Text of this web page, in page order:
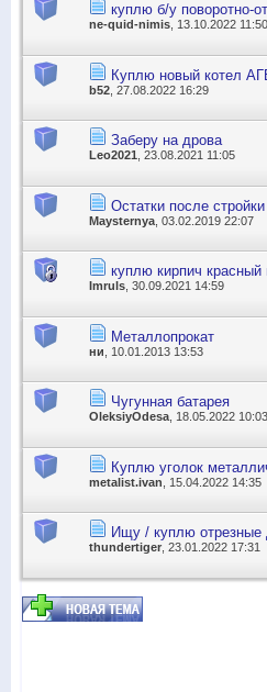
куплю б/у поворотно-
ne-quid-nimis , 13.10.2022 11:50
Куплю новый котел
b52 , 27.08.2022 16:29
Заберу на дрова
Leo2021 , 23.08.2021 11:05
Остатки после стройки
Maysternya , 03.02.2019 22:07
куплю кирпич
Imruls , 30.09.2021 14:59
Металлопрокат
ни , 10.01.2013 13:53
Чугунная батарея
OleksiyOdesa , 18.05.2022 10:03
Куплю уголок
metalist.ivan , 15.04.2022 14:35
Ищу / куплю отрезные
thundertiger , 23.01.2022 17:31